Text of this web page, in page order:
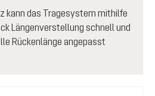
kann das Tragesystem mithilfe
Längenverstellung schnell und
Rückenlänge angepasst